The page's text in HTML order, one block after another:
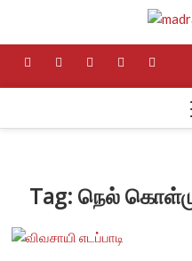
content
facebooktwitterinstagrampinterestlinkedin
Tag:நெல்